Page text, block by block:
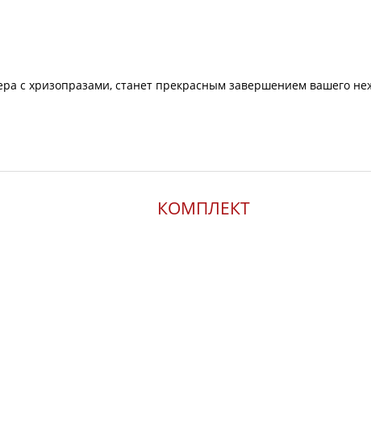
с хризопразами, станет прекрасным завершением вашего
КОМПЛЕКТ